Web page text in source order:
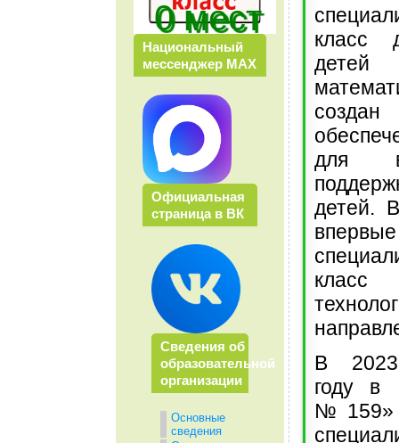
0 мест
Национальный
мессенджер МАХ
Официальная
страница в ВК
Сведения об
образовательной
организации
Основные
сведения
класс
для
детей.
В
году
№159»